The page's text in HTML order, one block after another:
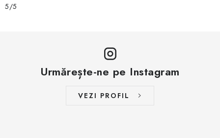
5/5
Urmărește-ne pe Instagram
VEZI PROFIL